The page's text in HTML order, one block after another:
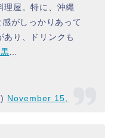
理屋。特に、沖縄
がしっかりあって
あり、ドリンクも
November 15,